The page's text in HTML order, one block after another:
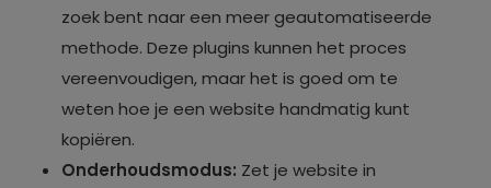
zoek bent naar een meer geautomatiseerde
methode. Deze plugins kunnen het proces
vereenvoudigen, maar het is goed om te
weten hoe je een website handmatig kunt
kopiëren.
Onderhoudsmodus: Zet je website in